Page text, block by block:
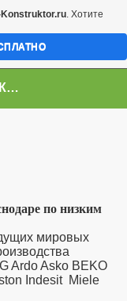
СПЛИТ СИСТЕМЫ КРАСНОДАР
по низким
мировых
Ardo Asko BEKO
Indesit Miele
Konstruktor.ru. Хотите